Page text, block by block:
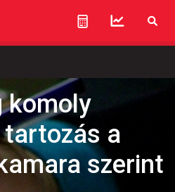
komoly
a
szerint